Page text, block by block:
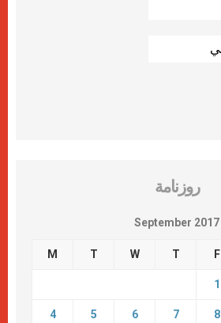
روزنامة
September 2017
M T W T F
1
4 5 6 7 8